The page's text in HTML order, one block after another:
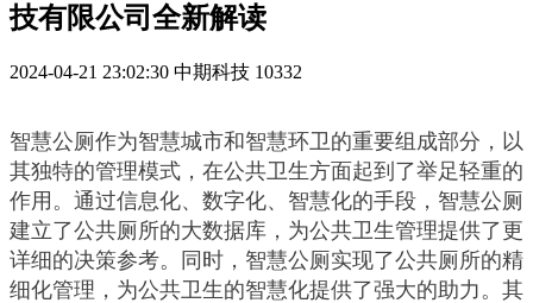
技有限公司全新解读
2024-04-21 23:02:30 中期科技 10332
智慧公厕作为智慧城市和智慧环卫的重要组成部分，以
其独特的管理模式，在公共卫生方面起到了举足轻重的
作用。通过信息化、数字化、智慧化的手段，智慧公厕
建立了公共厕所的大数据库，为公共卫生管理提供了更
详细的决策参考。同时，智慧公厕实现了公共厕所的精
细化管理，为公共卫生的智慧化提供了强大的助力。其